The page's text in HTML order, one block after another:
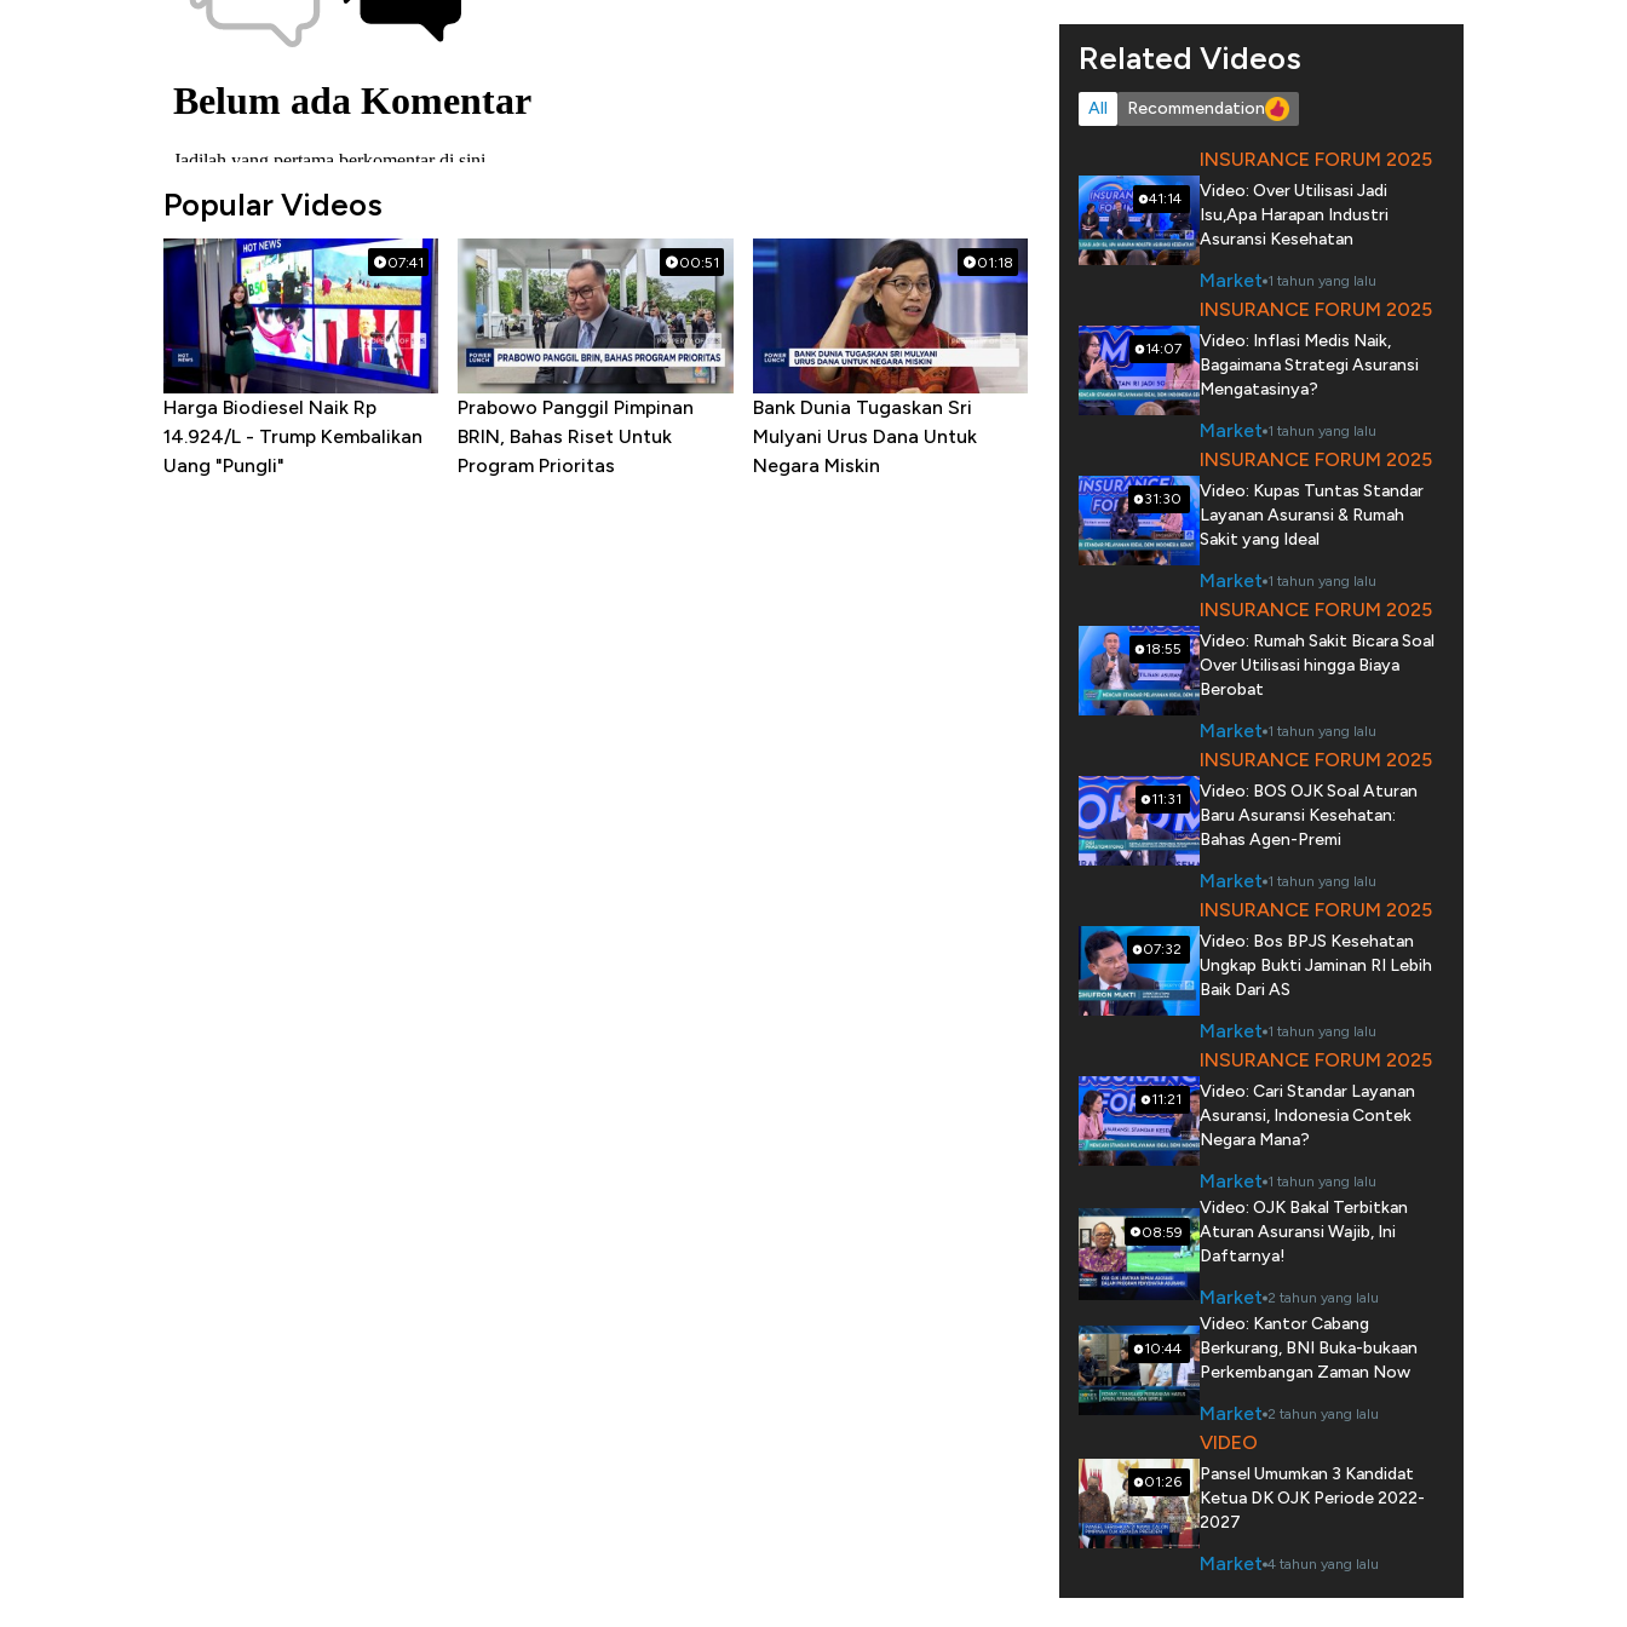
Popular Videos
07:41
Harga Biodiesel Naik Rp
14.924/L - Trump Kembalikan
Uang "Pungli"
00:51
Prabowo Panggil Pimpinan
BRIN, Bahas Riset Untuk
Program Prioritas
01:18
Bank Dunia Tugaskan Sri
Mulyani Urus Dana Untuk
Negara Miskin
Related Videos
All Recommendation
41:14
INSURANCE FORUM 2025
Video: Over Utilisasi Jadi
Isu,Apa Harapan Industri
Asuransi Kesehatan
Market 1 tahun yang lalu
14:07
INSURANCE FORUM 2025
Video: Inflasi Medis Naik,
Bagaimana Strategi Asuransi
Mengatasinya?
Market 1 tahun yang lalu
31:30
INSURANCE FORUM 2025
Video: Kupas Tuntas Standar
Layanan Asuransi & Rumah
Sakit yang Ideal
Market 1 tahun yang lalu
18:55
INSURANCE FORUM 2025
Video: Rumah Sakit Bicara Soal
Over Utilisasi hingga Biaya
Berobat
Market 1 tahun yang lalu
11:31
INSURANCE FORUM 2025
Video: BOS OJK Soal Aturan
Baru Asuransi Kesehatan:
Bahas Agen-Premi
Market 1 tahun yang lalu
07:32
INSURANCE FORUM 2025
Video: Bos BPJS Kesehatan
Ungkap Bukti Jaminan RI Lebih
Baik Dari AS
Market 1 tahun yang lalu
11:21
INSURANCE FORUM 2025
Video: Cari Standar Layanan
Asuransi, Indonesia Contek
Negara Mana?
Market 1 tahun yang lalu
08:59
Video: OJK Bakal Terbitkan
Aturan Asuransi Wajib, Ini
Daftarnya!
Market 2 tahun yang lalu
10:44
Video: Kantor Cabang
Berkurang, BNI Buka-bukaan
Perkembangan Zaman Now
Market 2 tahun yang lalu
01:26
VIDEO
Pansel Umumkan 3 Kandidat
Ketua DK OJK Periode 2022-
2027
Market 4 tahun yang lalu